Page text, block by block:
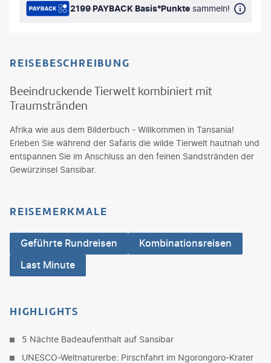
2199 PAYBACK Basis°Punkte sammeln!
REISEBESCHREIBUNG
Beeindruckende Tierwelt kombiniert mit
Traumstränden
Afrika wie aus dem Bilderbuch - Willkommen in Tansania!
Erleben Sie während der Safaris die wilde Tierwelt hautnah und
entspannen Sie im Anschluss an den feinen Sandstränden der
Gewürzinsel Sansibar.
REISEMERKMALE
Geführte Rundreisen
Kombinationsreisen
Last Minute
HIGHLIGHTS
5 Nächte Badeaufenthalt auf Sansibar
UNESCO-Weltnaturerbe: Pirschfahrt im Ngorongoro-Krater